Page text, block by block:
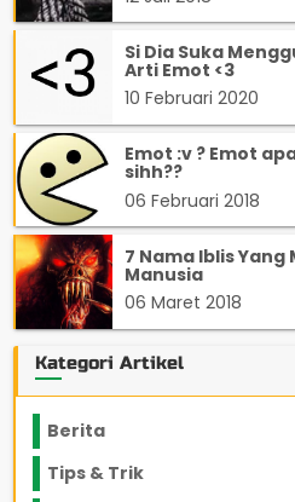
Si Dia Suka
Arti Emot <3
10 Februari 2020
Emot :v ? Emot
sihh??
06 Februari 2018
7 Nama Iblis
Manusia
06 Maret 2018
Kategori Artikel
Berita
Tips & Trik